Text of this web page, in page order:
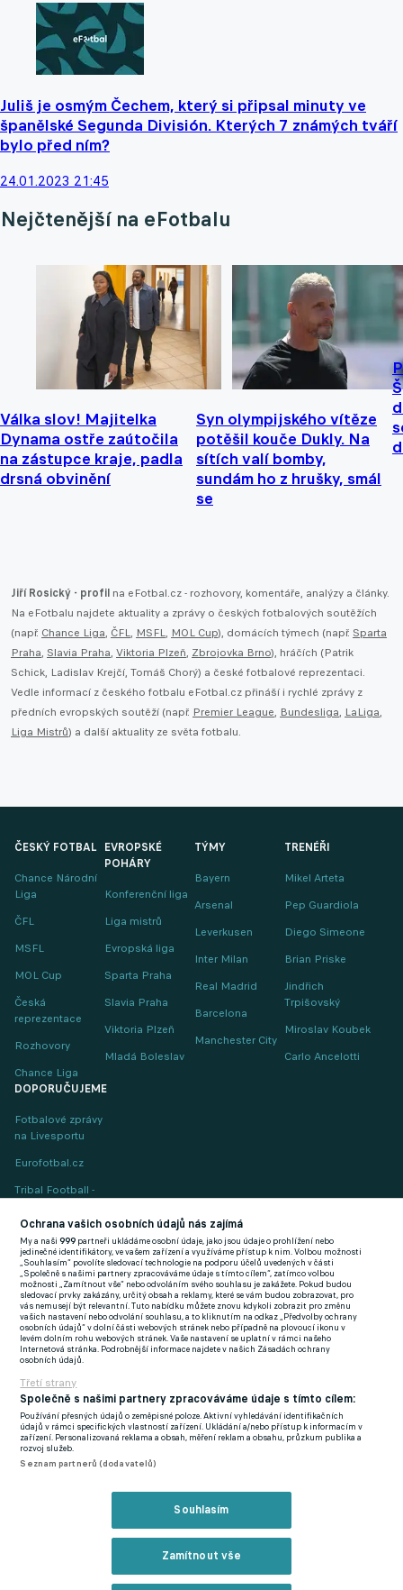
Juliš je osmým Čechem, který si připsal minuty ve
španělské Segunda División. Kterých 7 známých tváří
bylo před ním?
24.01.2023 21:45
Nejčtenější na eFotbalu
Válka slov! Majitelka
Dynama ostře zaútočila
na zástupce kraje, padla
drsná obvinění
Syn olympijského vítěze
potěšil kouče Dukly. Na
sítích valí bomby,
sundám ho z hrušky, smál
se
Jiří Rosický - profil na eFotbal.cz - rozhovory, komentáře, analýzy a články.
Na eFotbalu najdete aktuality a zprávy o českých fotbalových soutěžích
(např. Chance Liga, ČFL, MSFL, MOL Cup), domácích týmech (např. Sparta
Praha, Slavia Praha, Viktoria Plzeň, Zbrojovka Brno), hráčích (Patrik
Schick, Ladislav Krejčí, Tomáš Chorý) a české fotbalové reprezentaci.
Vedle informací z českého fotbalu eFotbal.cz přináší i rychlé zprávy z
předních evropských soutěží (např. Premier League, Bundesliga, LaLiga,
Liga Mistrů) a další aktuality ze světa fotbalu.
ČESKÝ FOTBAL
Chance Národní
Liga
ČFL
MSFL
MOL Cup
Česká
reprezentace
Rozhovory
Chance Liga
EVROPSKÉ
POHÁRY
Konferenční liga
Liga mistrů
Evropská liga
Sparta Praha
Slavia Praha
Viktoria Plzeň
Mladá Boleslav
TÝMY
Bayern
Arsenal
Leverkusen
Inter Milan
Real Madrid
Barcelona
Manchester City
TRENÉŘI
Mikel Arteta
Pep Guardiola
Diego Simeone
Brian Priske
Jindřich
Trpišovský
Miroslav Koubek
Carlo Ancelotti
DOPORUČUJEME
Fotbalové zprávy
na Livesportu
Eurofotbal.cz
Tribal Football -
(EN)
FlashFutbal (SK)
Tenisportal.cz
Tenisové zprávy
na Livesportu
Podmínky užití
Zásady ochrany osobních údajů
GDPR a žurnalistika
Ochrana vašich osobních údajů nás zajímá
My a naši999 partneři ukládáme osobní údaje, jako jsou údaje o prohlížení nebo
jedinečné identifikátory, ve vašem zařízení a využíváme přístup k nim. Volbou možnosti
„Souhlasím“ povolíte sledovací technologie na podporu účelů uvedených v části
„Společně s našimi partnery zpracováváme údaje s tímto cílem“, zatímco volbou
možnosti „Zamítnout vše“ nebo odvoláním svého souhlasu je zakážete. Pokud budou
sledovací prvky zakázány, určitý obsah a reklamy, které se vám budou zobrazovat, pro
vás nemusejí být relevantní. Tuto nabídku můžete znovu kdykoli zobrazit pro změnu
vašich nastavení nebo odvolání souhlasu, a to kliknutím na odkaz „Předvolby ochrany
osobních údajů“ v dolní části webových stránek nebo případně na plovoucí ikonu v
levém dolním rohu webových stránek. Vaše nastavení se uplatní v rámci našeho
Internetová stránka. Podrobnější informace najdete v našich Zásadách ochrany
osobních údajů.
Třetí strany
Společně s našimi partnery zpracováváme údaje s tímto cílem:
Používání přesných údajů o zeměpisné poloze. Aktivní vyhledávání identifikačních
údajů v rámci specifických vlastností zařízení. Ukládání a/nebo přístup k informacím v
zařízení. Personalizovaná reklama a obsah, měření reklam a obsahu, průzkum publika a
rozvoj služeb.
Seznam partnerů (dodavatelů)
Souhlasím
Zamítnout vše